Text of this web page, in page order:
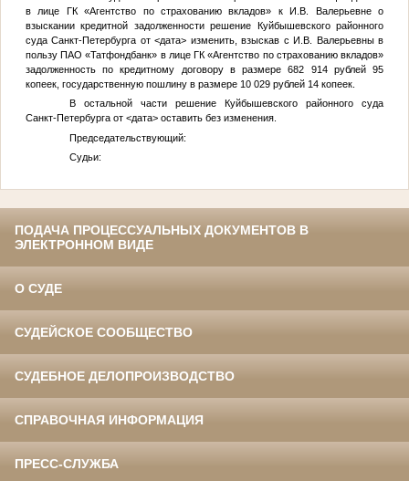
в лице ГК «Агентство по страхованию вкладов» кИ.В.
Валерьевне о
взыскании кредитной задолженности решение Куйбышевского районного
суда Санкт-Петербурга от<дата> изменить, взыскав сИ.В.
Валерьевны в
пользу ПАО «Татфондбанк» в лице ГК «Агентство по страхованию вкладов»
задолженность по кредитному договору в размере 682 914 рублей 95
копеек, государственную пошлину в размере 10 029 рублей 14 копеек.
В остальной части решение Куйбышевского районного суда
Санкт-Петербурга от <дата>оставить без изменения.
Председательствующий:
Судьи:
ПОДАЧА ПРОЦЕССУАЛЬНЫХ ДОКУМЕНТОВ В
ЭЛЕКТРОННОМ ВИДЕ
О СУДЕ
СУДЕЙСКОЕ СООБЩЕСТВО
СУДЕБНОЕ ДЕЛОПРОИЗВОДСТВО
СПРАВОЧНАЯ ИНФОРМАЦИЯ
ПРЕСС-СЛУЖБА